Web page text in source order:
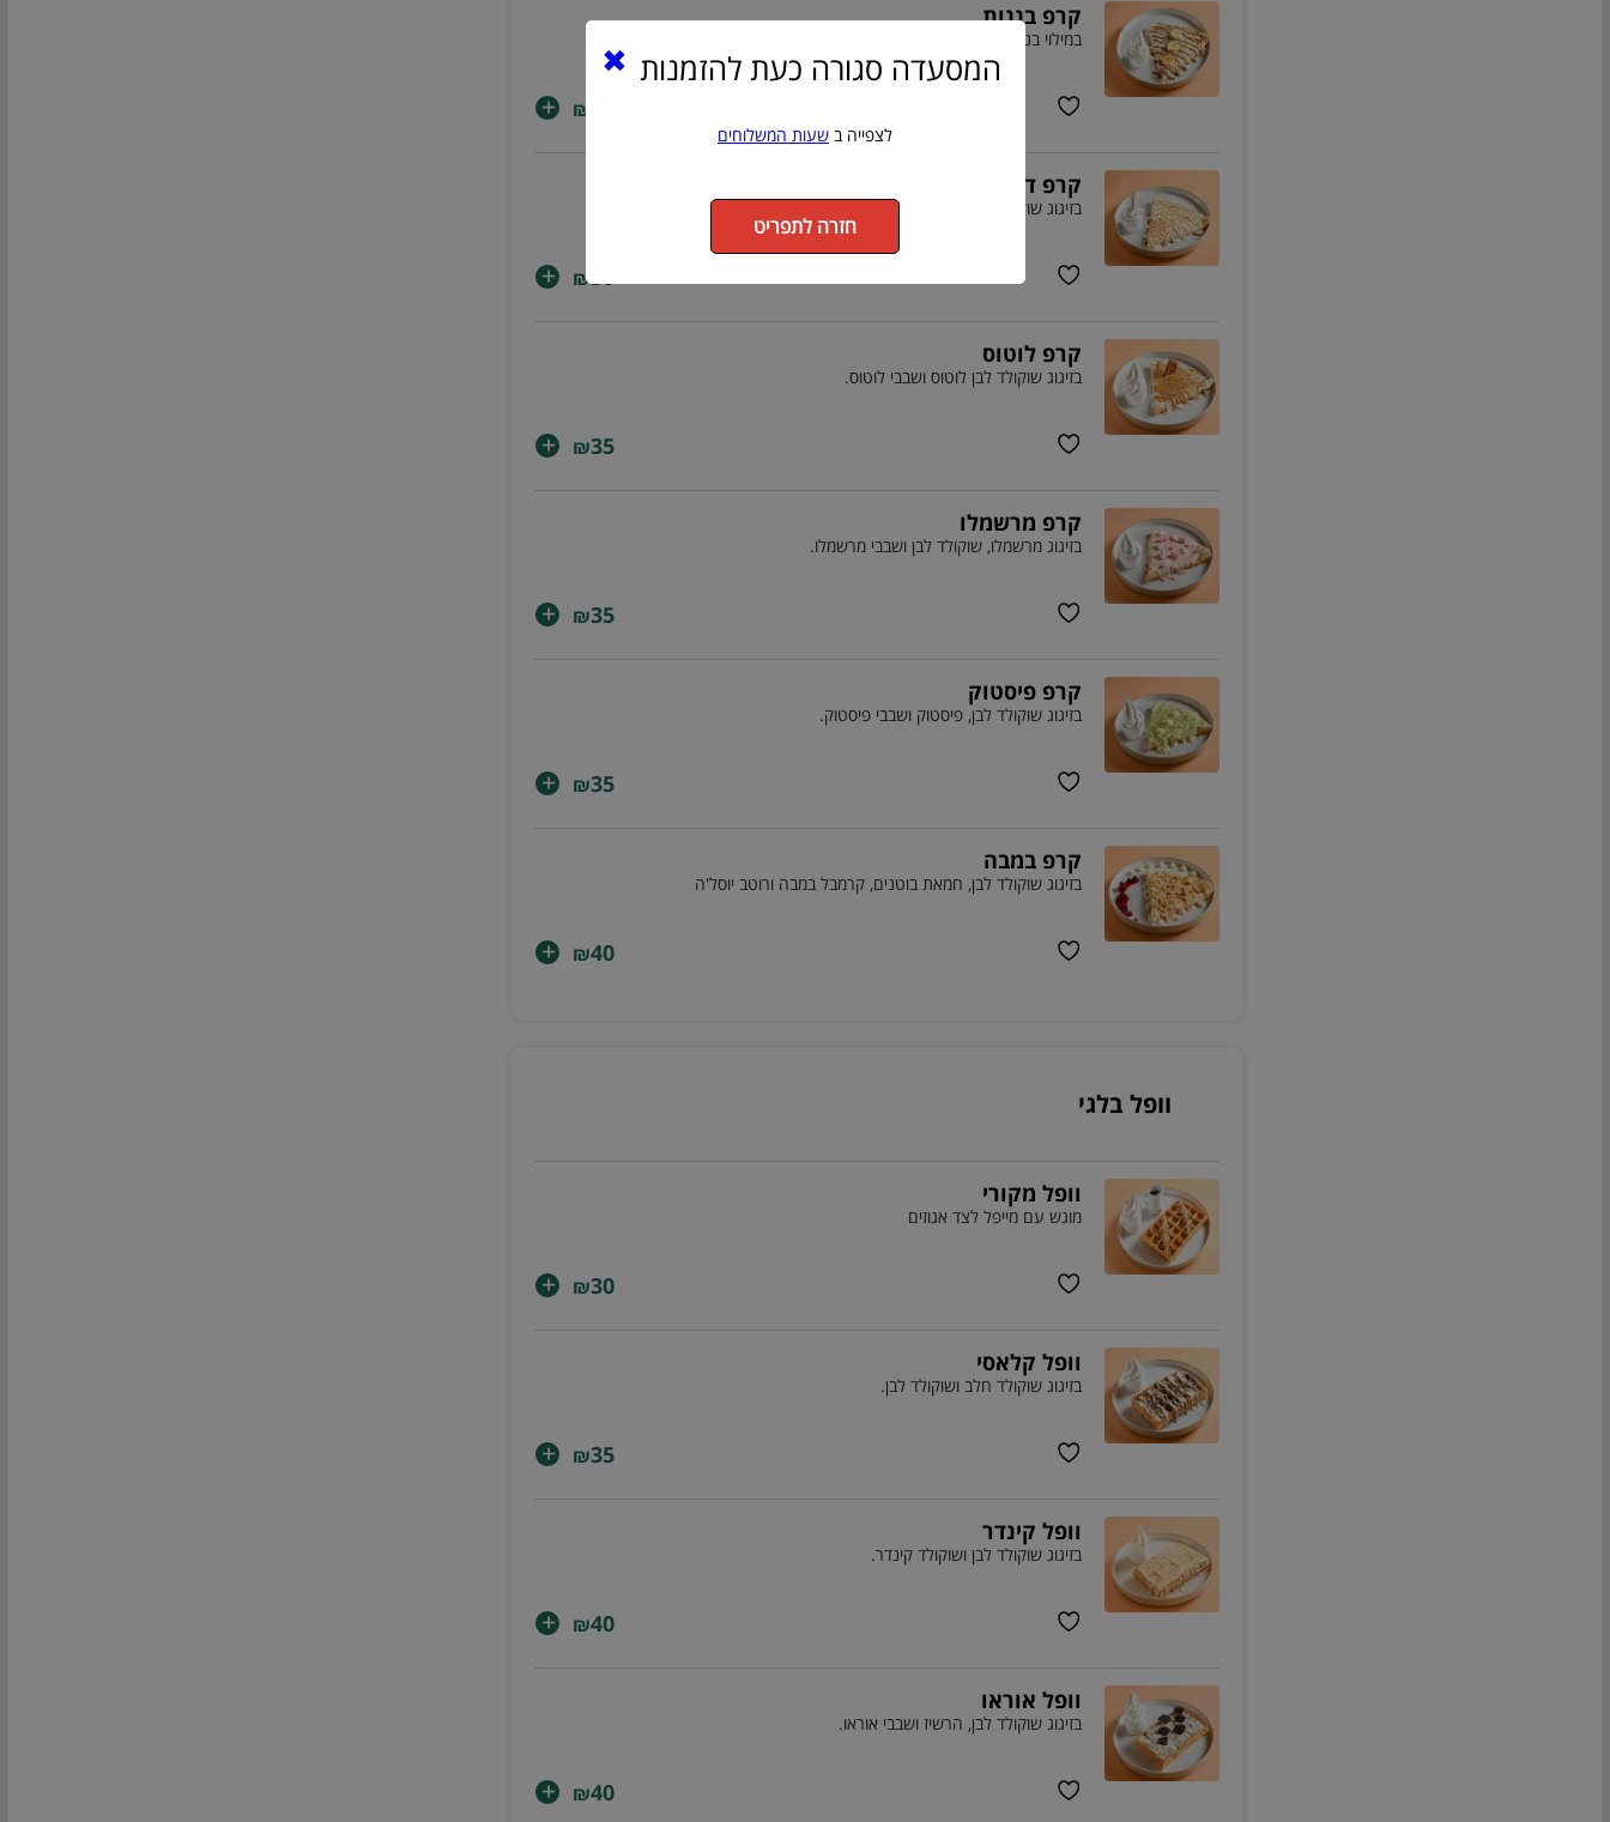
קרפ בננות
במילוי בננה, זיגוג שוקולד חלב, לבן וריבת חלב.
₪
+
קרפ דולצ'ה
בזיגוג שוקולד לבן וריבת חלב
₪
+
קרפ לוטוס
בזיגוג שוקולד לבן לוטוס ושבבי לוטוס.
₪35
+
קרפ מרשמלו
בזיגוג מרשמלו, שוקולד לבן ושבבי מרשמלו.
₪35
+
קרפ פיסטוק
בזיגוג שוקולד לבן, פיסטוק ושבבי פיסטוק.
₪35
+
קרפ במבה
בזיגוג שוקולד לבן, חמאת בוטנים, קרמבל במבה ורוטב יוסל'ה
₪40
+
וופל בלגי
וופל מקורי
מוגש עם מייפל לצד אגוזים
₪30
+
וופל קלאסי
בזיגוג שוקולד חלב ושוקולד לבן.
₪35
+
וופל קינדר
בזיגוג שוקולד לבן ושוקולד קינדר.
₪40
+
וופל אוראו
בזיגוג שוקולד לבן, הרשיז ושבבי אוראו.
₪40
+
המסעדה סגורה כעת להזמנות
לצפייה ב שעות המשלוחים
חזרה לתפריט